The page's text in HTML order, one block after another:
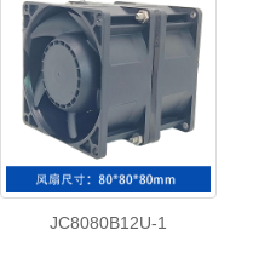
JC8080B12U-1